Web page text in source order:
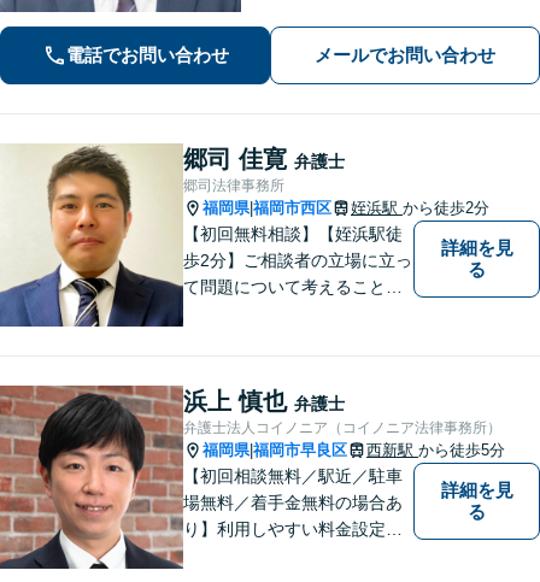
法務、顧客とのトラブル、予防法務も
お任せ【六本松駅2分】
電話でお問い合わせ メールでお問い合わせ
郷司 佳寛 弁護士
郷司法律事務所
福岡県|福岡市西区 姪浜駅 から徒歩2分
【初回無料相談】【姪浜駅徒
歩2分】ご相談者の立場に立っ
て問題について考えることが
あらゆる問題解決に精通。
【電話相談可】
詳細を見
る
浜上 慎也 弁護士
弁護士法人コイノニア（コイノニア法律事務所）
福岡県|福岡市早良区 西新駅 から徒歩5分
【初回相談無料／駅近／駐車
場無料／着手金無料の場合あ
り】利用しやすい料金設定に
詳細を見
る